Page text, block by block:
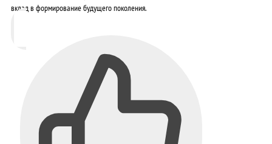
вклад в формирование будущего поколения.